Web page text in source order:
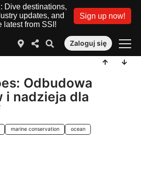
Dive destinations,
updates, and
from SSI!
Sign up now!
Zaloguj się
Odbudowa
i nadzieja dla
marine conservation
ocean